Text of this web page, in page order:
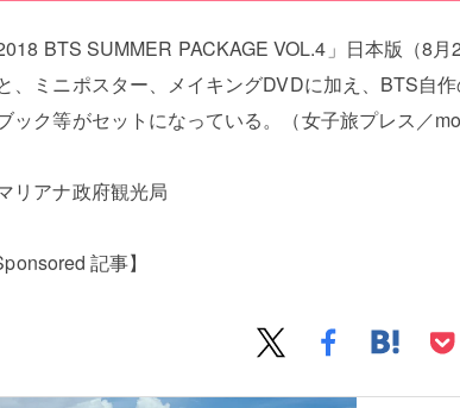
BTS SUMMER PACKAGE VOL.4」日本版（8
、ミニポスター、メイキングDVDに加え、BTS自
ック等がセットになっている。（女子旅プレス／
リアナ政府観光局
記事】